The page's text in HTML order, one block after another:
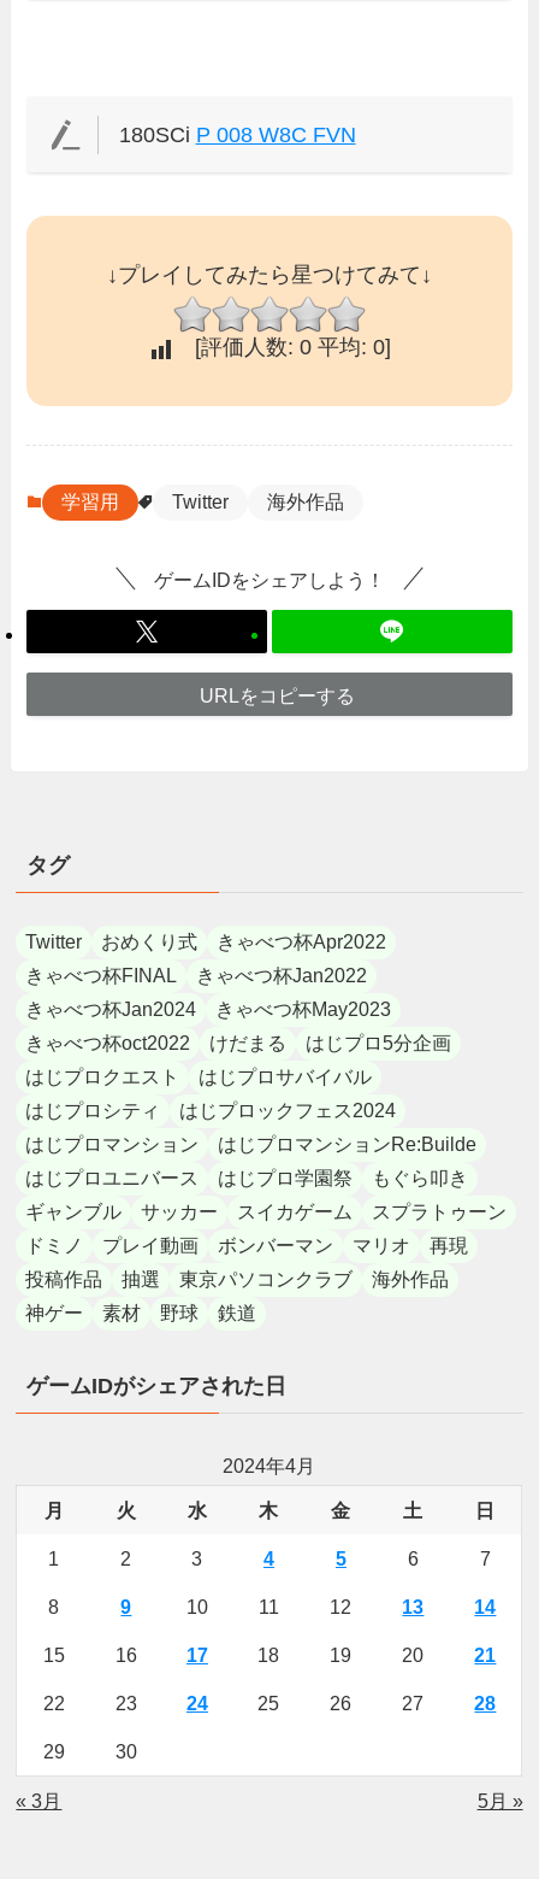
180SCi P 008 W8C FVN
↓プレイしてみたら星つけてみて↓
[評価人数: 0平均: 0]
学習用 Twitter 海外作品
ゲームIDをシェアしよう！
URLをコピーする
タグ
Twitter おめくり式
きゃべつ杯Apr2022
きゃべつ杯FINAL
きゃべつ杯Jan2022
きゃべつ杯Jan2024
きゃべつ杯May2023
きゃべつ杯oct2022
けだまる
はじプロ5分企画
はじプロクエスト
はじプロサバイバル
はじプロシティ
はじプロックフェス2024
はじプロマンション
はじプロマンションRe:Builde
はじプロユニバース
はじプロ学園祭
もぐら叩き
ギャンブル
サッカー スイカゲーム
スプラトゥーン
ドミノ
プレイ動画 ボンバーマン マリオ
再現
投稿作品
抽選 東京パソコンクラブ
海外作品
神ゲー
素材 野球 鉄道
ゲームIDがシェアされた日
2024年4月
月 火 水 木 金 土 日
1 2 3 4 5 6 7
8 9 10 11 12 13 14
15 16 17 18 19 20 21
22 23 24 25 26 27 28
29 30
« 3月 5月 »